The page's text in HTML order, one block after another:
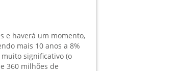
e haverá um momento,
mais 10 anos a 8%
significativo (o
360 milhões de